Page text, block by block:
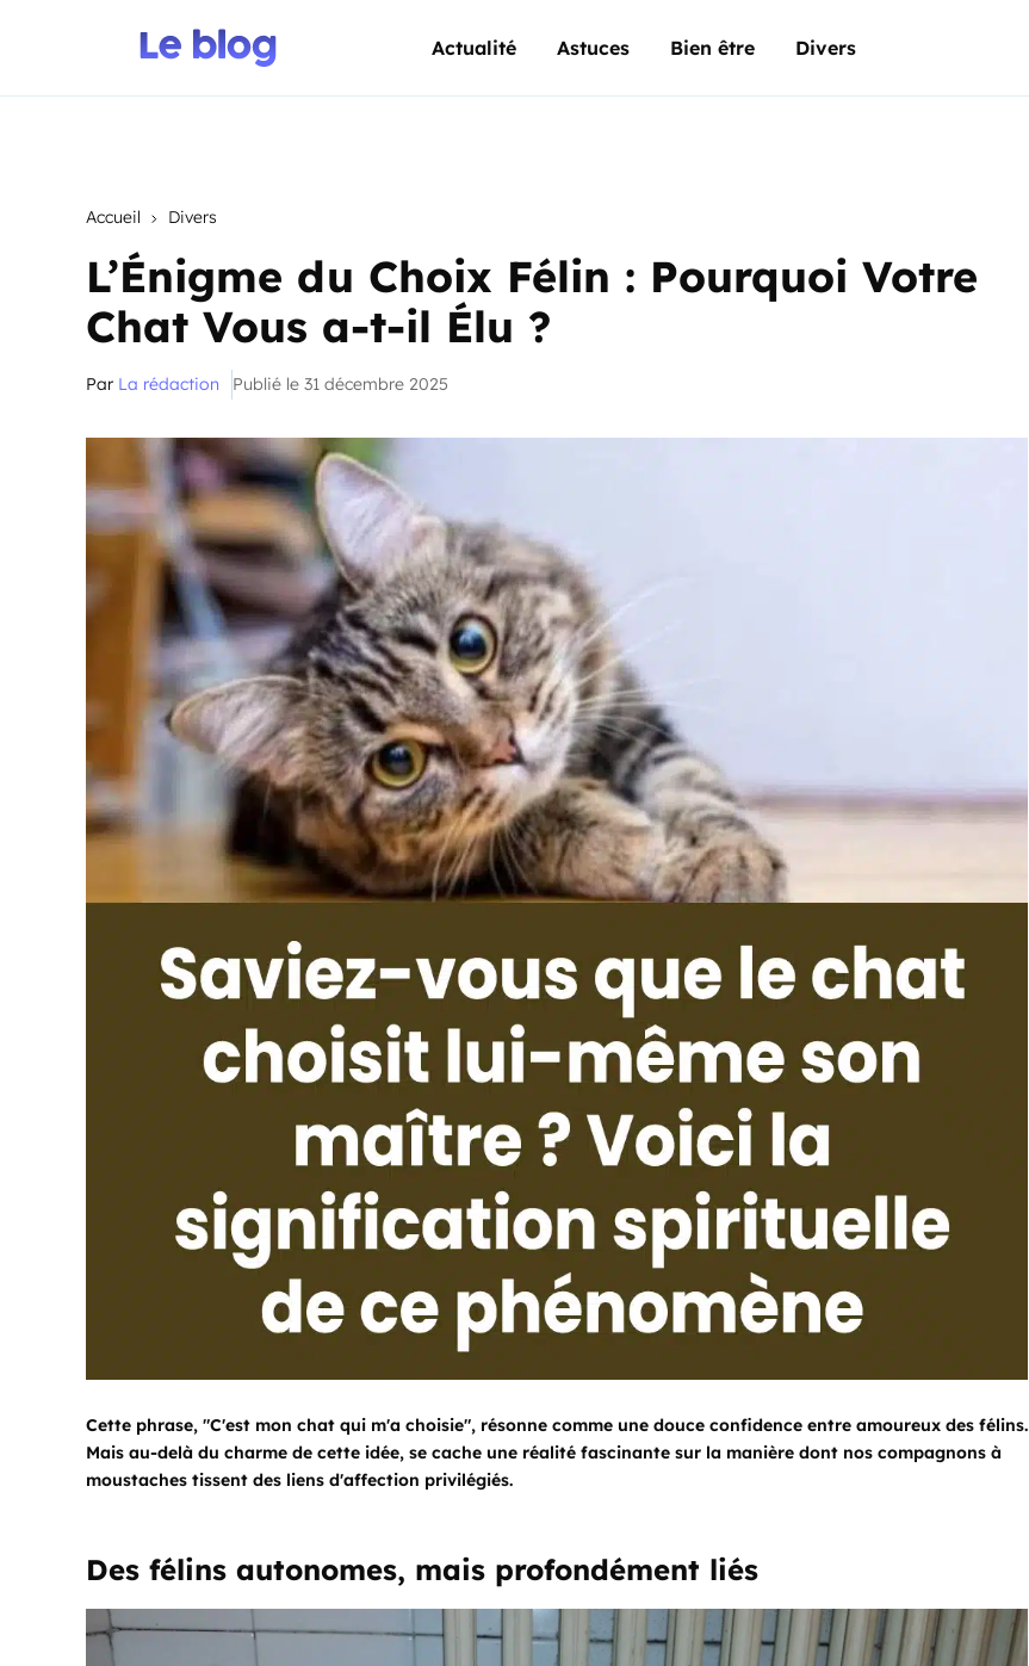
Actualité Astuces Bien être Divers
Accueil Divers
L’Énigme du Choix Félin : Pourquoi Votre
Chat Vous a-t-il Élu ?
Par La rédaction Publié le 31 décembre 2025
Cette phrase, "C'est mon chat qui m'a choisie", résonne comme une douce confidence entre amoureux des félins.
Mais au-delà du charme de cette idée, se cache une réalité fascinante sur la manière dont nos compagnons à
moustaches tissent des liens d'affection privilégiés.
Des félins autonomes, mais profondément liés